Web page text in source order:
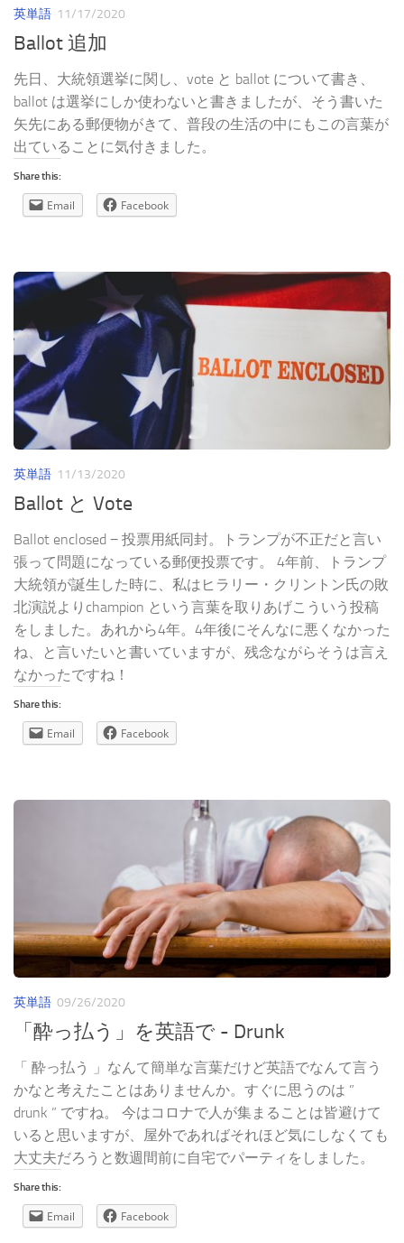
英単語 11/17/2020
Ballot 追加
先日、大統領選挙に関し、vote と ballot について書き、
ballot は選挙にしか使わないと書きましたが、そう書いた
矢先にある郵便物がきて、普段の生活の中にもこの言葉が
出ていることに気付きました。
Share this:
Email Facebook
英単語 11/13/2020
Ballot と Vote
Ballot enclosed − 投票用紙同封。トランプが不正だと言い
張って問題になっている郵便投票です。 4年前、トランプ
大統領が誕生した時に、私はヒラリー・クリントン氏の敗
北演説よりchampion という言葉を取りあげこういう投稿
をしました。あれから4年。4年後にそんなに悪くなかった
ね、と言いたいと書いていますが、残念ながらそうは言え
なかったですね！
Share this:
Email Facebook
英単語 09/26/2020
「酔っ払う」を英語で - Drunk
「 酔っ払う 」なんて簡単な言葉だけど英語でなんて言う
かなと考えたことはありませんか。すぐに思うのは ”
drunk ” ですね。 今はコロナで人が集まることは皆避けて
いると思いますが、屋外であればそれほど気にしなくても
大丈夫だろうと数週間前に自宅でパーティをしました。
Share this:
Email Facebook